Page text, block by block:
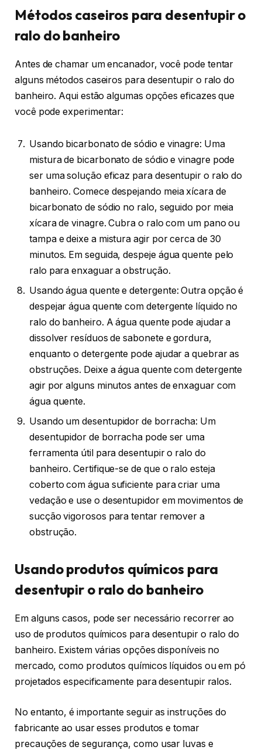
Métodos caseiros para desentupir o
ralo do banheiro
Antes de chamar um encanador, você pode tentar
alguns métodos caseiros para desentupir o ralo do
banheiro. Aqui estão algumas opções eficazes que
você pode experimentar:
Usando bicarbonato de sódio e vinagre: Uma
mistura de bicarbonato de sódio e vinagre pode
ser uma solução eficaz para desentupir o ralo do
banheiro. Comece despejando meia xícara de
bicarbonato de sódio no ralo, seguido por meia
xícara de vinagre. Cubra o ralo com um pano ou
tampa e deixe a mistura agir por cerca de 30
minutos. Em seguida, despeje água quente pelo
ralo para enxaguar a obstrução.
Usando água quente e detergente: Outra opção é
despejar água quente com detergente líquido no
ralo do banheiro. A água quente pode ajudar a
dissolver resíduos de sabonete e gordura,
enquanto o detergente pode ajudar a quebrar as
obstruções. Deixe a água quente com detergente
agir por alguns minutos antes de enxaguar com
água quente.
Usando um desentupidor de borracha: Um
desentupidor de borracha pode ser uma
ferramenta útil para desentupir o ralo do
banheiro. Certifique-se de que o ralo esteja
coberto com água suficiente para criar uma
vedação e use o desentupidor em movimentos de
sucção vigorosos para tentar remover a
obstrução.
Usando produtos químicos para
desentupir o ralo do banheiro
Em alguns casos, pode ser necessário recorrer ao
uso de produtos químicos para desentupir o ralo do
banheiro. Existem várias opções disponíveis no
mercado, como produtos químicos líquidos ou em pó
projetados especificamente para desentupir ralos.
No entanto, é importante seguir as instruções do
fabricante ao usar esses produtos e tomar
precauções de segurança, como usar luvas e